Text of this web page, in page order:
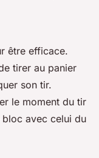
être efficace.
tirer au panier
son tir.
le moment du tir
avec celui du